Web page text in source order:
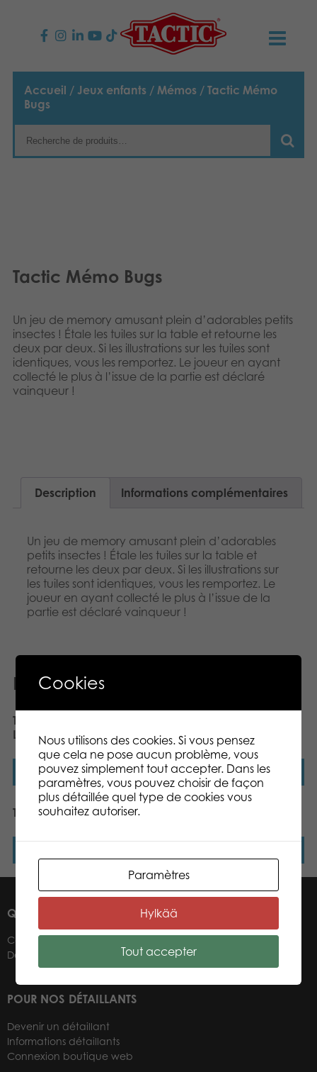
PRODUITS
Jeux enfants
Jeux famille
Produits archivés
Applications mobiles
NOUVEAUTÉS
TACTIC
Dansk
Nederlands
Norsk
Accueil / Jeux enfants / Mémos / Tactic Mémo
Bugs
Tactic Mémo Bugs
Un jeu de memory amusant plein d’adorables petits
insectes ! Étale les tuiles sur la table et retourne les
deux par deux. Si les illustrations sur les tuiles sont
identiques, vous les remportez. Le joueur en ayant
collecté le plus à l’issue de la partie est déclaré
vainqueur !
Description Informations complémentaires
Un jeu de memory amusant plein d’adorables
petits insectes ! Étale les tuiles sur la table et
retourne les deux par deux. Si les illustrations sur
les tuiles sont identiques, vous les remportez. Le
joueur en ayant collecté le plus à l’issue de la
partie est déclaré vainqueur !
Produits similaires
Tactic Peppa Pig 3 in 1
Lotto, Domino, Memo
Lire la suite Lire la suite
Tactic Mémo Dinosaure
QUI SOMMES-NOUS ?
Contacts
Détaillants
POUR NOS DÉTAILLANTS
Devenir un détaillant
Informations détaillants
Connexion boutique web
Cookies
Nous utilisons des cookies. Si vous pensez
que cela ne pose aucun problème, vous
pouvez simplement tout accepter. Dans les
paramètres, vous pouvez choisir de façon
plus détaillée quel type de cookies vous
souhaitez autoriser.
Paramètres
Hylkää
Tout accepter